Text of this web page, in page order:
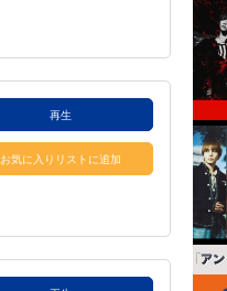
再生
お気に入りリストに追加